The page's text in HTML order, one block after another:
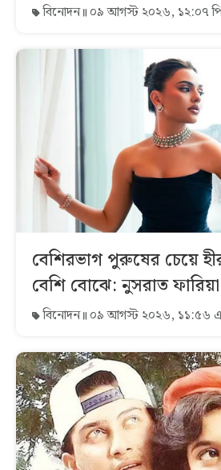
বিনোদন ০৯ আগস্ট ২০২৬, ১২:০৭
বেশিরভাগ পুরুষের চেয়ে
বেশি বোঝে: নুসরাত ফারিয়া
বিনোদন ০৯ আগস্ট ২০২৬, ১১:৫৬